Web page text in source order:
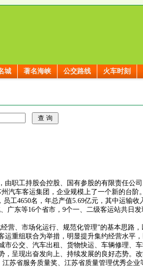
城 著名海峡 公交路线 火车时刻
工持股会控股、国有参股的有限责任公司
汽车客运集团，企业规模上了一个新的台
工4650名，年总产值5.69亿元，其中运输
广东等16个省市，9个一、二级客运站共日
营、市场化运行、规范化管理”的基本思路
重组联合为举措，明显提升集约经营水平
公交、汽车出租、货物快运、车辆修理、
呈现出奋发向上、持续发展的良好态势。
苏省服务质量奖、江苏省质量管理优秀企